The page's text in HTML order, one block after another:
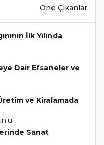
Öne Çıkanlar
İlk Yılında
Dair Efsaneler ve
ve Kiralamada
Sanat